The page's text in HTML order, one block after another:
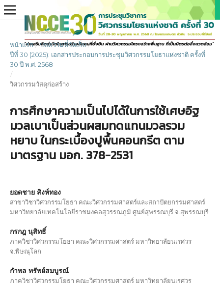
หน้าแรก / บทความที่จัดเก็บ /
ปีที่ 30 (2025): เอกสารประกอบการประชุมวิศวกรรมโยธาแห่งชาติ ครั้งที่
30 ปี พ.ศ. 2568
/
วิศวกรรมวัสดุก่อสร้าง
การศึกษาความเป็นไปได้ในการใช้เศษอิฐ
มวลเบาเป็นส่วนผสมทดแทนมวลรวม
หยาบ ในกระเบื้องปูพื้นคอนกรีต ตาม
มาตรฐาน มอก. 378-2531
ยอดชาย สิงห์ทอง
สาขาวิชาวิศวกรรมโยธา คณะวิศวกรรมศาสตร์และสถาปัตยกรรมศาสตร์
มหาวิทยาลัยเทคโนโลยีราชมงคลสุวรรณภูมิ ศูนย์สุพรรณบุรี จ.สุพรรณบุรี
กรกฎ นุสิทธิ์
ภาควิชาวิศวกรรมโยธา คณะวิศวกรรมศาสตร์ มหาวิทยาลัยนเรศวร
จ.พิษณุโลก
กำพล ทรัพย์สมบูรณ์
ภาควิชาวิศวกรรมโยธา คณะวิศวกรรมศาสตร์ มหาวิทยาลัยนเรศวร